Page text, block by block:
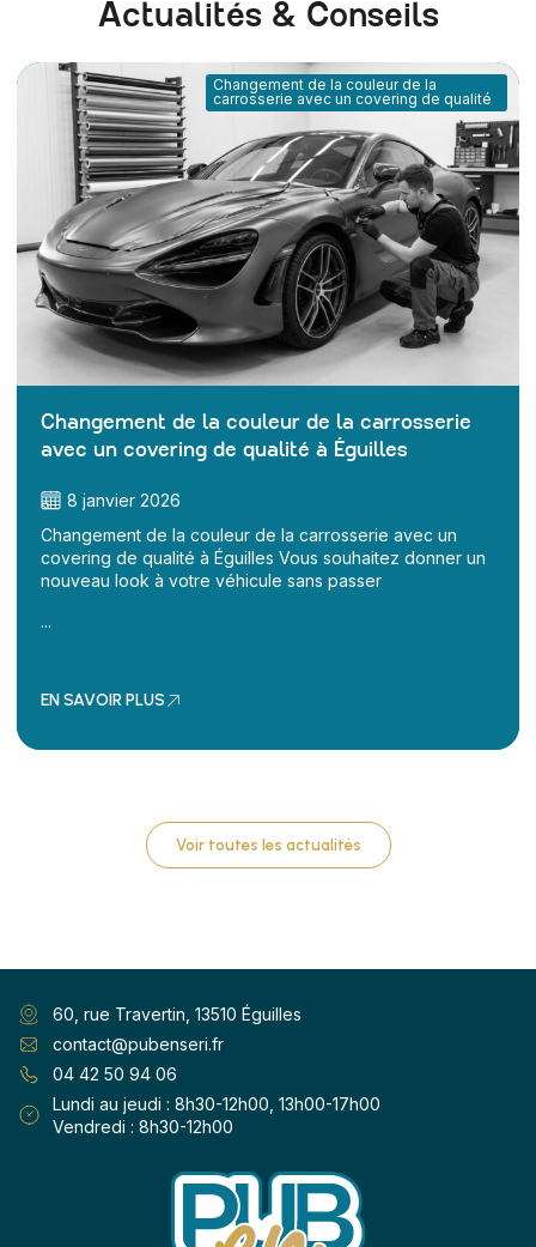
Actualités & Conseils
Changement de la couleur de la
carrosserie avec un covering de qualité
Changement de la couleur de la carrosserie
avec un covering de qualité à Éguilles
8 janvier 2026
Changement de la couleur de la carrosserie avec un
covering de qualité à Éguilles Vous souhaitez donner un
nouveau look à votre véhicule sans passer
...
EN SAVOIR PLUS
Voir toutes les actualités
60, rue Travertin, 13510 Éguilles
contact@pubenseri.fr
04 42 50 94 06
Lundi au jeudi : 8h30-12h00, 13h00-17h00
Vendredi : 8h30-12h00